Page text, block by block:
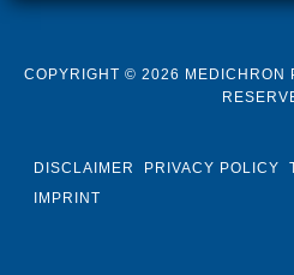
COPYRIGHT © 2026 MEDICHRON
DISCLAIMER PRIVACY POLICY
IMPRINT